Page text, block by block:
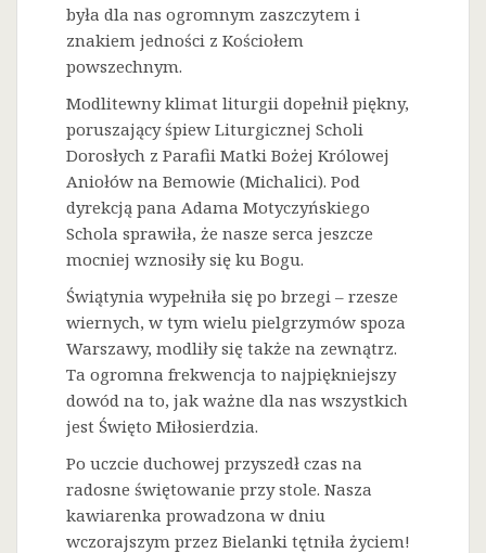
była dla nas ogromnym zaszczytem i
znakiem jedności z Kościołem
powszechnym.
Modlitewny klimat liturgii dopełnił piękny,
poruszający śpiew Liturgicznej Scholi
Dorosłych z Parafii Matki Bożej Królowej
Aniołów na Bemowie (Michalici). Pod
dyrekcją pana Adama Motyczyńskiego
Schola sprawiła, że nasze serca jeszcze
mocniej wznosiły się ku Bogu.
Świątynia wypełniła się po brzegi – rzesze
wiernych, w tym wielu pielgrzymów spoza
Warszawy, modliły się także na zewnątrz.
Ta ogromna frekwencja to najpiękniejszy
dowód na to, jak ważne dla nas wszystkich
jest Święto Miłosierdzia.
Po uczcie duchowej przyszedł czas na
radosne świętowanie przy stole. Nasza
kawiarenka prowadzona w dniu
wczorajszym przez Bielanki tętniła życiem!